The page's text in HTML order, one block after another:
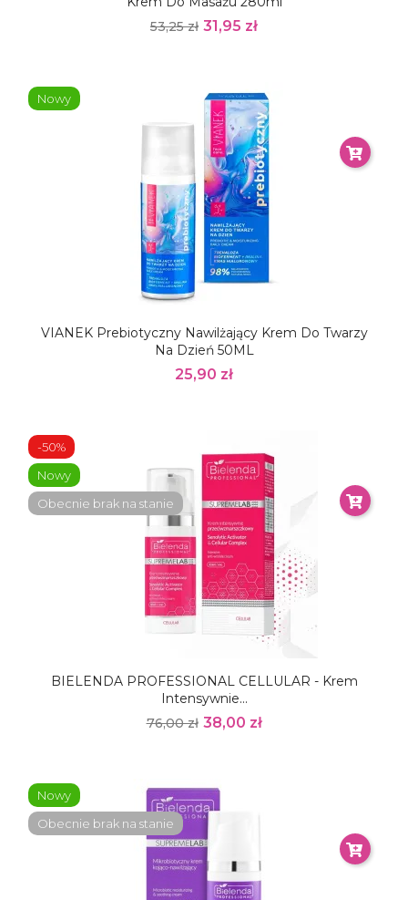
53,25 zł 31,95 zł
VIANEK Prebiotyczny Nawilżający Krem Do Twarzy
Na Dzień 50ML
25,90 zł
Nowy
BIELENDA PROFESSIONAL CELLULAR - Krem
Intensywnie...
76,00 zł 38,00 zł
-50%
Nowy
Obecnie brak na stanie
Nowy
Obecnie brak na stanie